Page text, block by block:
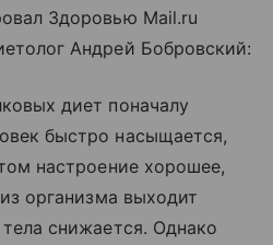
Здоровью Mail.ru
Андрей Бобровский:
диет поначалу
быстро насыщается,
настроение хорошее,
организма выходит
снижается. Однако